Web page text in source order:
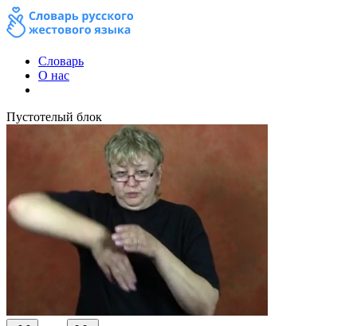
Словарь
О нас
Пустотелый блок